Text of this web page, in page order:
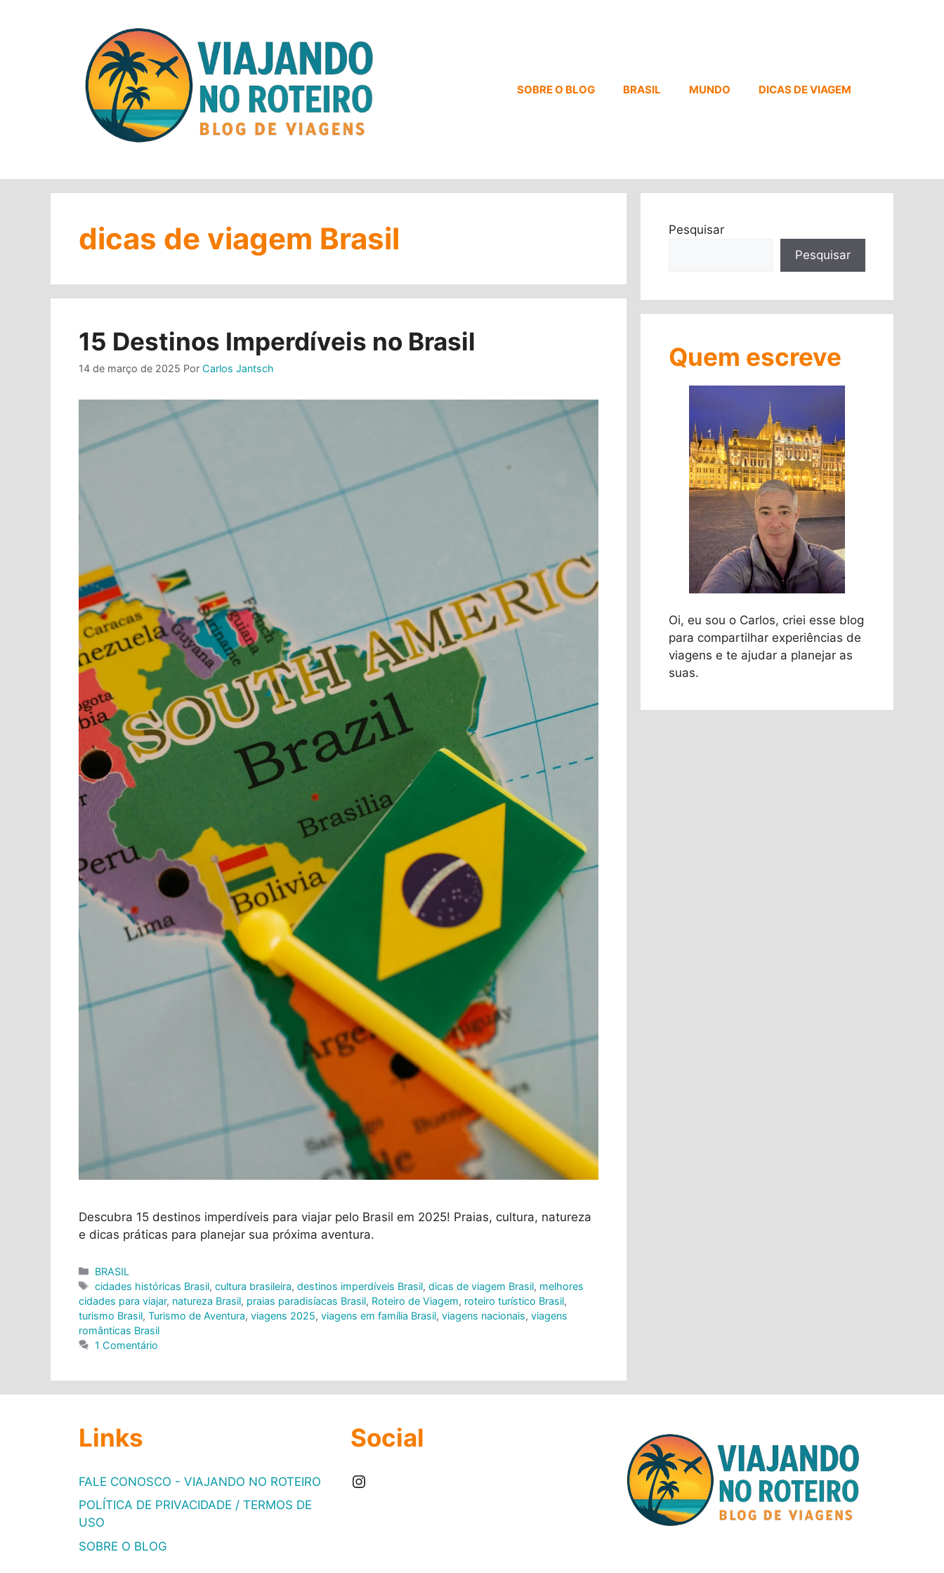
SOBRE O BLOG BRASIL MUNDO DICAS DE VIAGEM
dicas de viagem Brasil
15 Destinos Imperdíveis no Brasil
14 de março de 2025 Por Carlos Jantsch
Descubra 15 destinos imperdíveis para viajar pelo Brasil em 2025! Praias, cultura, natureza
e dicas práticas para planejar sua próxima aventura.
Categorias
BRASIL
Tags
cidades históricas Brasil,cultura brasileira,destinos imperdíveis Brasil,dicas de viagem Brasil, melhores
cidades para viajar, natureza Brasil, praias paradisíacas Brasil, Roteiro de Viagem, roteiro turístico Brasil,
turismo Brasil, Turismo de Aventura, viagens 2025, viagens em família Brasil, viagens nacionais, viagens
românticas Brasil
1 Comentário
Pesquisar
Pesquisar
Quem escreve
Oi, eu sou o Carlos, criei esse blog
para compartilhar experiências de
viagens e te ajudar a planejar as
suas.
Links
FALE CONOSCO - VIAJANDO NO ROTEIRO
POLÍTICA DE PRIVACIDADE / TERMOS DE
USO
SOBRE O BLOG
Social
Instagram